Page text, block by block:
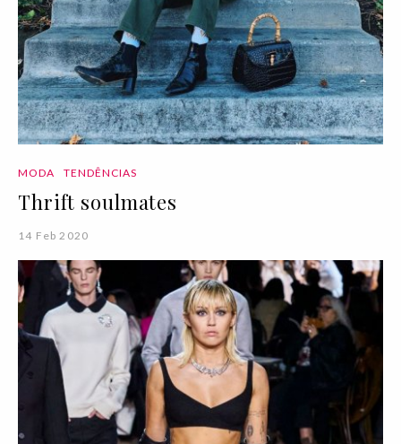
MODA TENDÊNCIAS
Thrift soulmates
14 Feb 2020